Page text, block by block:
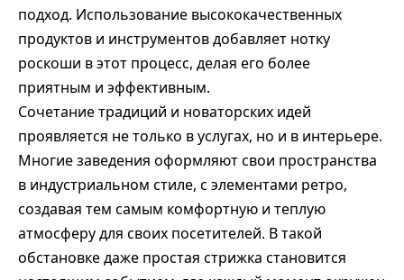
подход. Использование высококачественных
продуктов и инструментов добавляет нотку
роскоши в этот процесс, делая его более
приятным и эффективным.
Сочетание традиций и новаторских идей
проявляется не только в услугах, но и в интерьере.
Многие заведения оформляют свои пространства
в индустриальном стиле, с элементами ретро,
создавая тем самым комфортную и теплую
атмосферу для своих посетителей. В такой
обстановке даже простая стрижка становится